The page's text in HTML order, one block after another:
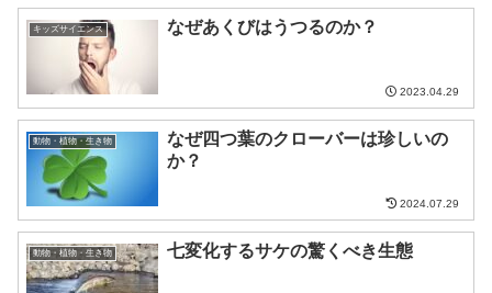
キッズサイエンス なぜあくびはうつるのか？
2023.04.29
動物・植物・生き物
なぜ四つ葉のクローバーは珍しいの
か？
2024.07.29
動物・植物・生き物 七変化するサケの驚くべき生態